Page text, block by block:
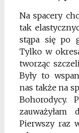
Na spacery
tak
stąpa się po
Tylko w
tworząc
Były to
nas także na
Bohorodycy.
zauważyłam
Pierwszy raz